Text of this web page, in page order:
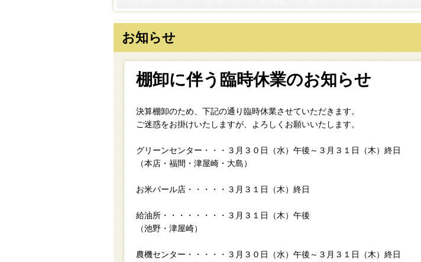
お知らせ
棚卸に伴う臨時休業のお知らせ
決算棚卸のため、下記の通り臨時休業させていただきます。
ご迷惑をお掛けいたしますが、よろしくお願いいたします。
グリーンセンター・・・３月３０日（水）午後～３月３１日（木）終日
（本店・福間・津屋崎・大島）
お米パール店・・・・・３月３１日（木）終日
給油所・・・・・・・・３月３１日（木）午後
（池野・津屋崎）
農機センター・・・・・３月３０日（水）午後～３月３１日（木）終日